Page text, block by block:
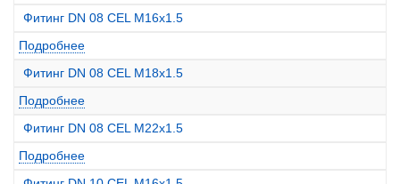
Фитинг DN 08 CEL M16x1.5
Подробнее
Фитинг DN 08 CEL M18x1.5
Подробнее
Фитинг DN 08 CEL M22x1.5
Подробнее